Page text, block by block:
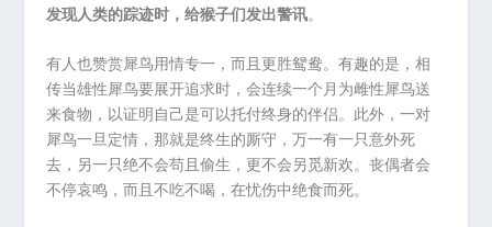
发现人类的踪迹时，给猴子们发出警讯。
有人也赞赏犀鸟用情专一，而且更胜鸳鸯。有趣的是，相
传当雄性犀鸟要展开追求时，会连续一个月为雌性犀鸟送
来食物，以证明自己是可以托付终身的伴侣。此外，一对
犀鸟一旦定情，那就是终生的厮守，万一有一只意外死
去，另一只绝不会苟且偷生，更不会另觅新欢。丧偶者会
不停哀鸣，而且不吃不喝，在忧伤中绝食而死。